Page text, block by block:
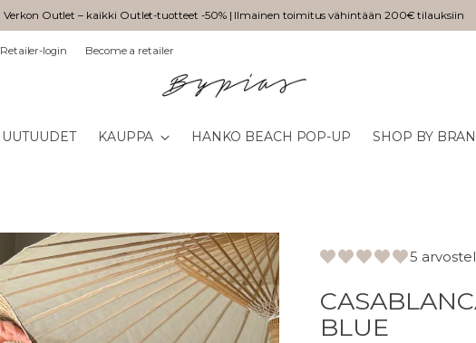
Verkon Outlet – kaikki Outlet-tuotteet -50% | Ilmainen toimitus vähintään 200€ tilauksiin
Retailer-login Become a retailer
UUTUUDET KAUPPA HANKO BEACH POP-UP SHOP BY
5
BLUE